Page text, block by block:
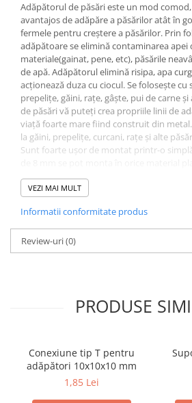
Adăpătorul de păsări este un mod
avantajos de adăpăre a păsărilor atât în
fermele pentru creştere a păsărilor. Prin
adăpătoare se elimină contaminarea
materiale(gainat, pene, etc), păsările
de apă. Adăpătorul elimină risipa, apa
acţionează duza cu ciocul. Se foloseşte cu
prepeliţe, găini, raţe, gâşte, pui de carne
de păsări vă puteţi crea propriile linii de
viață foarte mare fiind construit din metal.
la găini, prepelițe, curcani, rațe și alte
Sunt foarte ușor de montat printr-o
recipiente de plastic. Nu aveti nevoie de
niplurire iși fac singure filet.
VEZI MAI MULT
Informatii conformitate produs
Review-uri(0)
PRODUSE
Conexiune tip T pentru
adăpători 10x10x10 mm
1,85 Lei